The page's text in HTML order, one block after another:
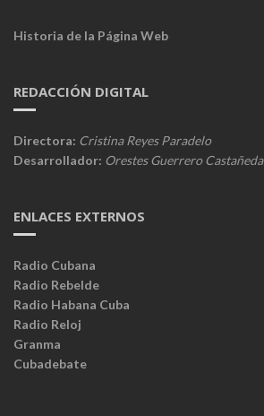
Historia de la Página Web
REDACCIÓN DIGITAL
Directora: Cristina Reyes Paradelo
Desarrollador: Orestes Guerrero Castañeda
ENLACES EXTERNOS
Radio Cubana
Radio Rebelde
Radio Habana Cuba
Radio Reloj
Granma
Cubadebate